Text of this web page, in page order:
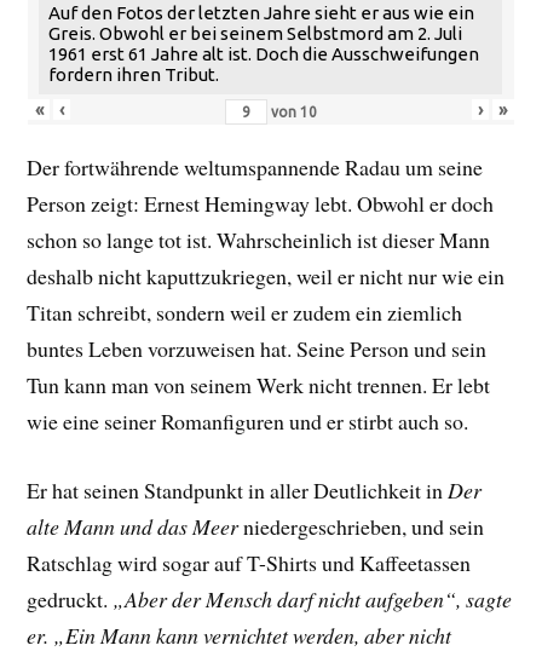
Auf den Fotos der letzten Jahre sieht er aus wie ein
Greis. Obwohl er bei seinem Selbstmord am 2. Juli
1961 erst 61 Jahre alt ist. Doch die Ausschweifungen
fordern ihren Tribut.
«
‹ von 10 › »
Der fortwährende weltumspannende Radau um seine
Person zeigt: Ernest Hemingway lebt. Obwohl er doch
schon so lange tot ist. Wahrscheinlich ist dieser Mann
deshalb nicht kaputtzukriegen, weil er nicht nur wie ein
Titan schreibt, sondern weil er zudem ein ziemlich
buntes Leben vorzuweisen hat. Seine Person und sein
Tun kann man von seinem Werk nicht trennen. Er lebt
wie eine seiner Romanfiguren und er stirbt auch so.
Er hat seinen Standpunkt in aller Deutlichkeit in Der
alte Mann und das Meerniedergeschrieben, und sein
Ratschlag wird sogar auf T-Shirts und Kaffeetassen
gedruckt. „Aber der Mensch darf nicht aufgeben“, sagte
er. „Ein Mann kann vernichtet werden, aber nicht